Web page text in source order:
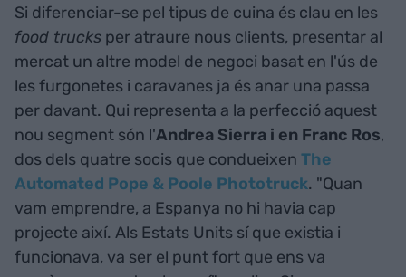
Si diferenciar-se pel tipus de cuina és clau en les
food trucks per atraure nous clients, presentar al
mercat un altre model de negoci basat en l'ús de
les furgonetes i caravanes ja és anar una passa
per davant. Qui representa a la perfecció aquest
nou segment són l'Andrea Sierra i en Franc Ros,
dos dels quatre socis que condueixen The
Automated Pope & Poole Phototruck. "Quan
vam emprendre, a Espanya no hi havia cap
projecte així. Als Estats Units sí que existia i
funcionava, va ser el punt fort que ens va